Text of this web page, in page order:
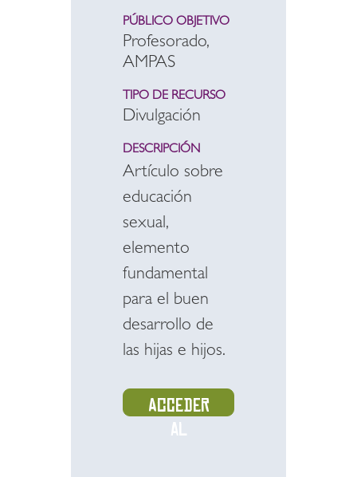
PÚBLICO OBJETIVO
Profesorado,
AMPAS
TIPO DE RECURSO
Divulgación
DESCRIPCIÓN
Artículo sobre
educación
sexual,
elemento
fundamental
para el buen
desarrollo de
las hijas e hijos.
Acceder
al